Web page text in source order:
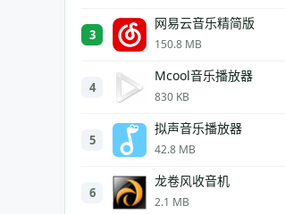
3
网易云音乐精简版
150.8 MB
4
Mcool音乐播放器
830 KB
5
拟声音乐播放器
42.8 MB
6
龙卷风收音机
2.1 MB